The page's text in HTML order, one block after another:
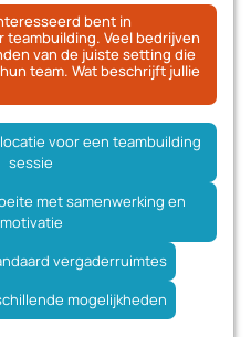
bent in
Veel bedrijven
van de juiste setting die
team. Wat beschrijft jullie
voor een teambuilding
sessie
met samenwerking en
motivatie
vergaderruimtes
mogelijkheden
teamtraining
en teamactiviteiten
brainstormsessies
programma